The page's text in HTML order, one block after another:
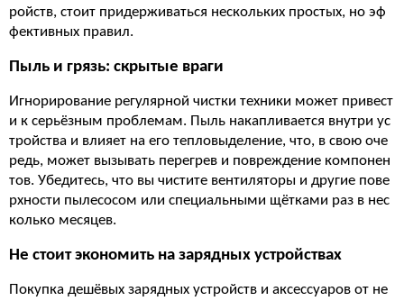
ройств, стоит придерживаться нескольких простых, но эф
фективных правил.
Пыль и грязь: скрытые враги
Игнорирование регулярной чистки техники может привест
и к серьёзным проблемам. Пыль накапливается внутри ус
тройства и влияет на его тепловыделение, что, в свою оче
редь, может вызывать перегрев и повреждение компонен
тов. Убедитесь, что вы чистите вентиляторы и другие пове
рхности пылесосом или специальными щётками раз в нес
колько месяцев.
Не стоит экономить на зарядных устройствах
Покупка дешёвых зарядных устройств и аксессуаров от не